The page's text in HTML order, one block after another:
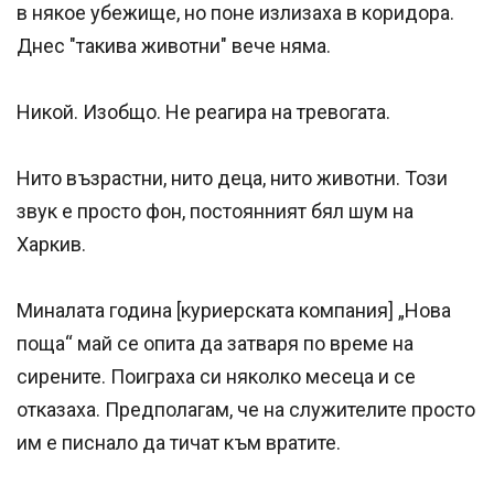
в някое убежище, но поне излизаха в коридора.
Днес "такива животни" вече няма.
Никой. Изобщо. Не реагира на тревогата.
Нито възрастни, нито деца, нито животни. Този
звук е просто фон, постоянният бял шум на
Харкив.
Миналата година [куриерската компания] „Нова
поща“ май се опита да затваря по време на
сирените. Поиграха си няколко месеца и се
отказаха. Предполагам, че на служителите просто
им е писнало да тичат към вратите.